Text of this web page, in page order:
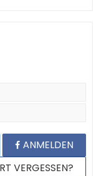
ANMELDEN
VERGESSEN?